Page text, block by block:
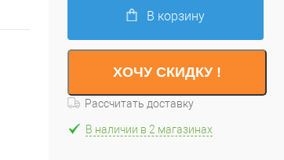
В корзину
ХОЧУ СКИДКУ !
Рассчитать доставку
В наличии в 2 магазинах